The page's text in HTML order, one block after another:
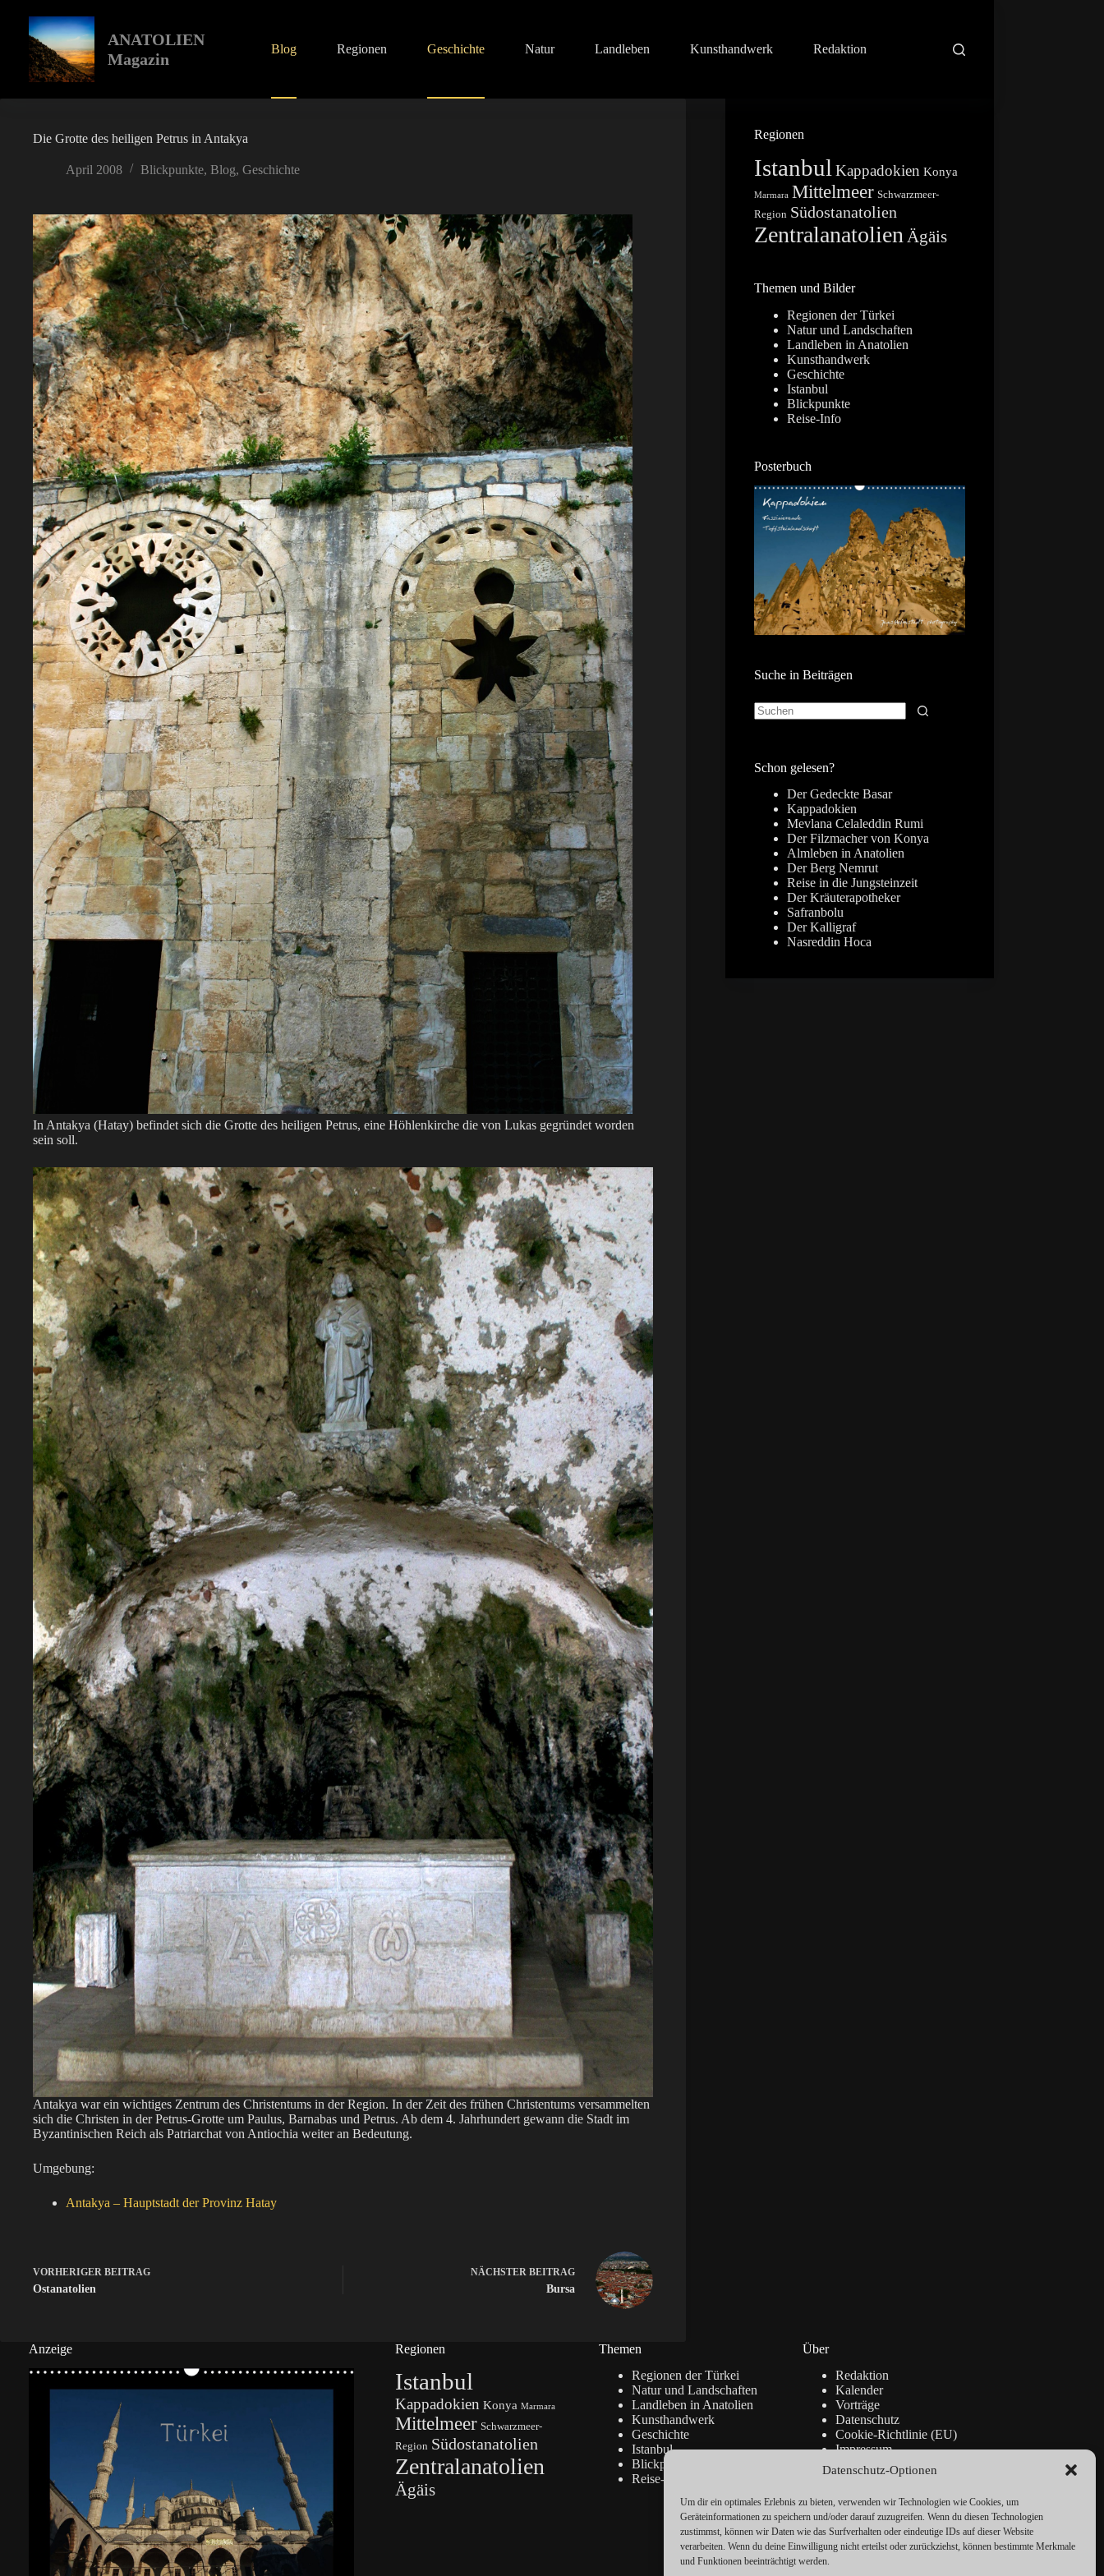
Datenschutz-Optionen
Um dir ein optimales Erlebnis zu bieten, verwenden wir Technologien wie Cookies, um
Geräteinformationen zu speichern und/oder darauf zuzugreifen. Wenn du diesen Technologien
zustimmst, können wir Daten wie das Surfverhalten oder eindeutige IDs auf dieser Website
verarbeiten. Wenn du deine Einwilligung nicht erteilst oder zurückziehst, können bestimmte Merkmale
und Funktionen beeinträchtigt werden.
springen
ANATOLIEN
Magazin
Blog Regionen Geschichte Natur Landleben Kunsthandwerk Redaktion
Die Grotte des heiligen Petrus in Antakya
April 2008 Blickpunkte, Blog, Geschichte
In Antakya (Hatay) befindet sich die Grotte des heiligen Petrus, eine Höhlenkirche die von Lukas gegründet worden
sein soll.
Antakya war ein wichtiges Zentrum des Christentums in der Region. In der Zeit des frühen Christentums versammelten
sich die Christen in der Petrus-Grotte um Paulus, Barnabas und Petrus. Ab dem 4. Jahrhundert gewann die Stadt im
Byzantinischen Reich als Patriarchat von Antiochia weiter an Bedeutung.
Umgebung:
Antakya – Hauptstadt der Provinz Hatay
VORHERIGER BEITRAG
Ostanatolien
NÄCHSTER BEITRAG
Bursa
Regionen
Istanbul Kappadokien Konya
Marmara Mittelmeer Schwarzmeer-
Region Südostanatolien
Zentralanatolien Ägäis
Themen und Bilder
Regionen der Türkei
Natur und Landschaften
Landleben in Anatolien
Kunsthandwerk
Geschichte
Istanbul
Blickpunkte
Reise-Info
Posterbuch
Suche in Beiträgen
Schon gelesen?
Der Gedeckte Basar
Kappadokien
Mevlana Celaleddin Rumi
Der Filzmacher von Konya
Almleben in Anatolien
Der Berg Nemrut
Reise in die Jungsteinzeit
Der Kräuterapotheker
Safranbolu
Der Kalligraf
Nasreddin Hoca
Anzeige Regionen
Istanbul
Kappadokien Konya Marmara
Mittelmeer Schwarzmeer-
Region Südostanatolien
Zentralanatolien
Ägäis
Themen
Regionen der Türkei
Natur und Landschaften
Landleben in Anatolien
Kunsthandwerk
Geschichte
Istanbul
Blickpunkte
Reise-Info
Über
Redaktion
Kalender
Vorträge
Datenschutz
Cookie-Richtlinie (EU)
Impressum